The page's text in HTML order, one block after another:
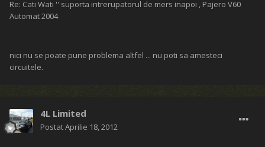
Re: Cati Wati '' suporta intrerupatorul de mers inapoi , Pajero V60
Automat 2004
nici nu se poate pune problema altfel ... nu poti sa amesteci
circuitele.
4L Limited
PostatAprilie 18, 2012